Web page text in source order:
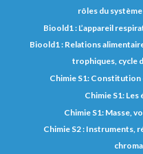
rôles du
Bioold1 : L’appareil
Bioold1 : Relations
trophiques, cycle
Chimie S1: Constitution
Chimie S1:
Chimie S1: Masse,
Chimie S2 : Instruments,